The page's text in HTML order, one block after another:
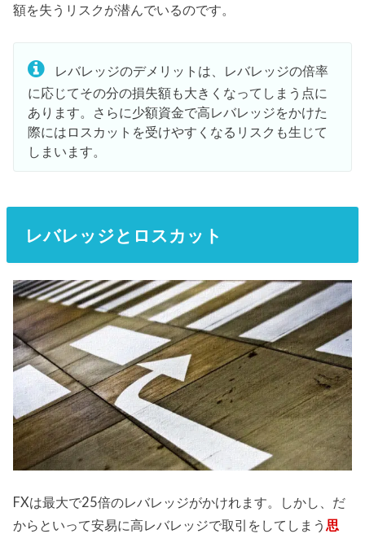
額を失うリスクが潜んでいるのです。
レバレッジのデメリットは、レバレッジの倍率
に応じてその分の損失額も大きくなってしまう点に
あります。さらに少額資金で高レバレッジをかけた
際にはロスカットを受けやすくなるリスクも生じて
しまいます。
レバレッジとロスカット
FXは最大で25倍のレバレッジがかけれます。しかし、だ
からといって安易に高レバレッジで取引をしてしまう思